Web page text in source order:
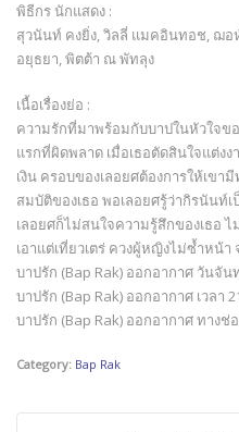
พิธีกร นักแสดง :
สุวนันท์ คงยิ่ง, วิลลี่ แมคอินทอช, ฌ
อยุธยา, พิตต้า ณ พัทลุง
เนื้อเรื่องย่อ :
ความรักที่มาพร้อมกับบาปในหัวใจข
แรกที่ผิดพลาด เมื่อเธอตัดสินใจแต่ง
เงิน ครอบของเลอยศต้องการให้เข
สมบัติของเธอ พอเลอยศรู้ว่ากิรนันท์
เลอยศก็ไม่สนใจความรู้สึกของเธอ
เอาแต่เที่ยวเตร่ ควงผู้หญิงไม่ซ้ำหน้
บาปรัก (Bap Rak) ออกอากาศ วันจัน
บาปรัก (Bap Rak) ออกอากาศ เวลา
บาปรัก (Bap Rak) ออกอากาศ ทางช่
Category: Bap Rak